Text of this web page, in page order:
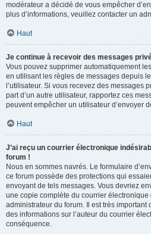
modérateur a décidé de vous empêcher
plus d’informations, veuillez contacter un
Haut
Je continue à recevoir des messages
Vous pouvez supprimer automatiquement
en utilisant les règles de messages depuis
l’utilisateur. Si vous recevez des messages
part d’un autre utilisateur, rapportez ces
peuvent empêcher un utilisateur d’envoyer
Haut
J’ai reçu un courrier électronique
forum !
Nous en sommes navrés. Le formulaire
ce forum possède des protections qui
envoyant de tels messages. Vous devriez
une copie complète du courrier électronique
administrateur du forum. Il est très important
des informations sur l’auteur du courrier
conséquence.